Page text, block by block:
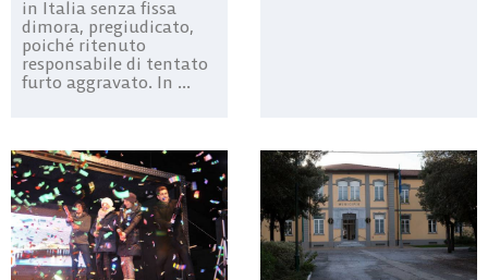
in Italia senza fissa
dimora, pregiudicato,
poiché ritenuto
responsabile di tentato
furto aggravato. In ...